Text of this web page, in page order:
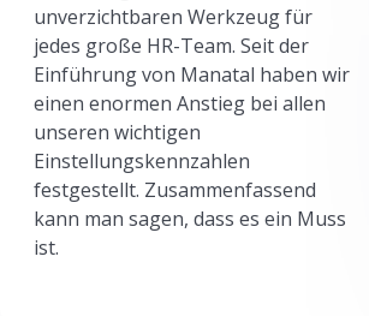
unverzichtbaren Werkzeug für
jedes große HR-Team. Seit der
Einführung von Manatal haben wir
einen enormen Anstieg bei allen
unseren wichtigen
Einstellungskennzahlen
festgestellt. Zusammenfassend
kann man sagen, dass es ein Muss
ist.